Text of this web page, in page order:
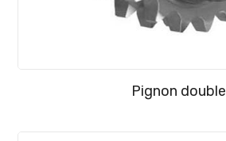
Pignon double